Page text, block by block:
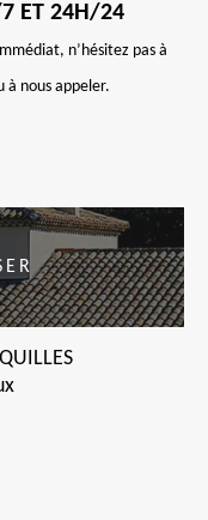
7 ET 24H/24
n’hésitez pas à
à nous appeler.